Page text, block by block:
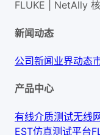
FLUKE | NetAlly
新闻动态
公司新闻业界动态
产品中心
有线介质测试无线
EST仿真测试平台